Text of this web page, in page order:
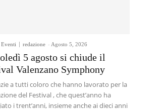
redazione - Agosto 5, 2026
5 agosto si chiude il
Valenzano Symphony
a tutti coloro che hanno lavorato per la
del Festival , che quest’anno ha
i trent’anni, insieme anche ai dieci anni